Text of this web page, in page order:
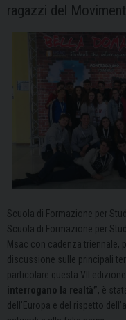
ragazzi del
Scuola di Formazione per
Scuola di Formazione per
Msac con cadenza triennale,
discussione sulle principali
particolare questa VII
interrogano la realtà”, è
dell’Europa e del rispetto